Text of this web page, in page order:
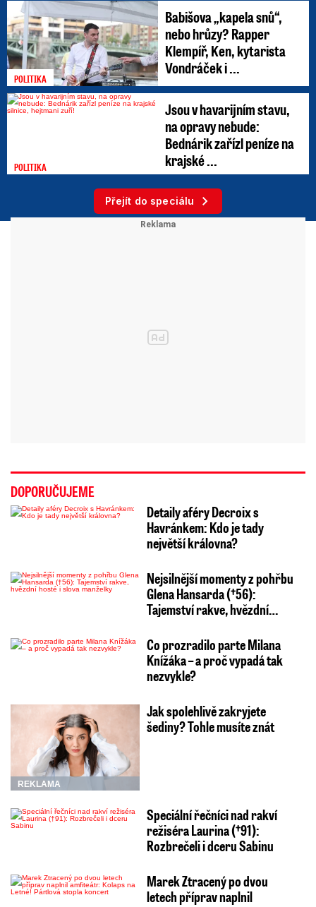
POLITIKA
Babišova „kapela snů“,
nebo hrůzy? Rapper
Klempíř, Ken, kytarista
Vondráček i ...
POLITIKA
Jsou v havarijním stavu,
na opravy nebude:
Bednárik zařízl peníze na
krajské ...
Přejít do speciálu
DOPORUČUJEME
Detaily aféry Decroix s
Havránkem: Kdo je tady
největší královna?
Nejsilnější momenty z pohřbu
Glena Hansarda (†56):
Tajemství rakve, hvězdní…
Co prozradilo parte Milana
Knížáka – a proč vypadá tak
nezvykle?
REKLAMA
Jak spolehlivě zakryjete
šediny? Tohle musíte znát
Speciální řečníci nad rakví
režiséra Laurina (†91):
Rozbrečeli i dceru Sabinu
Marek Ztracený po dvou
letech příprav naplnil